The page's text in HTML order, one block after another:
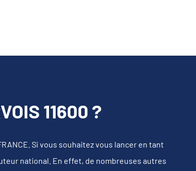
11600 ?
Si vous souhaitez vous lancer en tant
national. En effet, de nombreuses autres